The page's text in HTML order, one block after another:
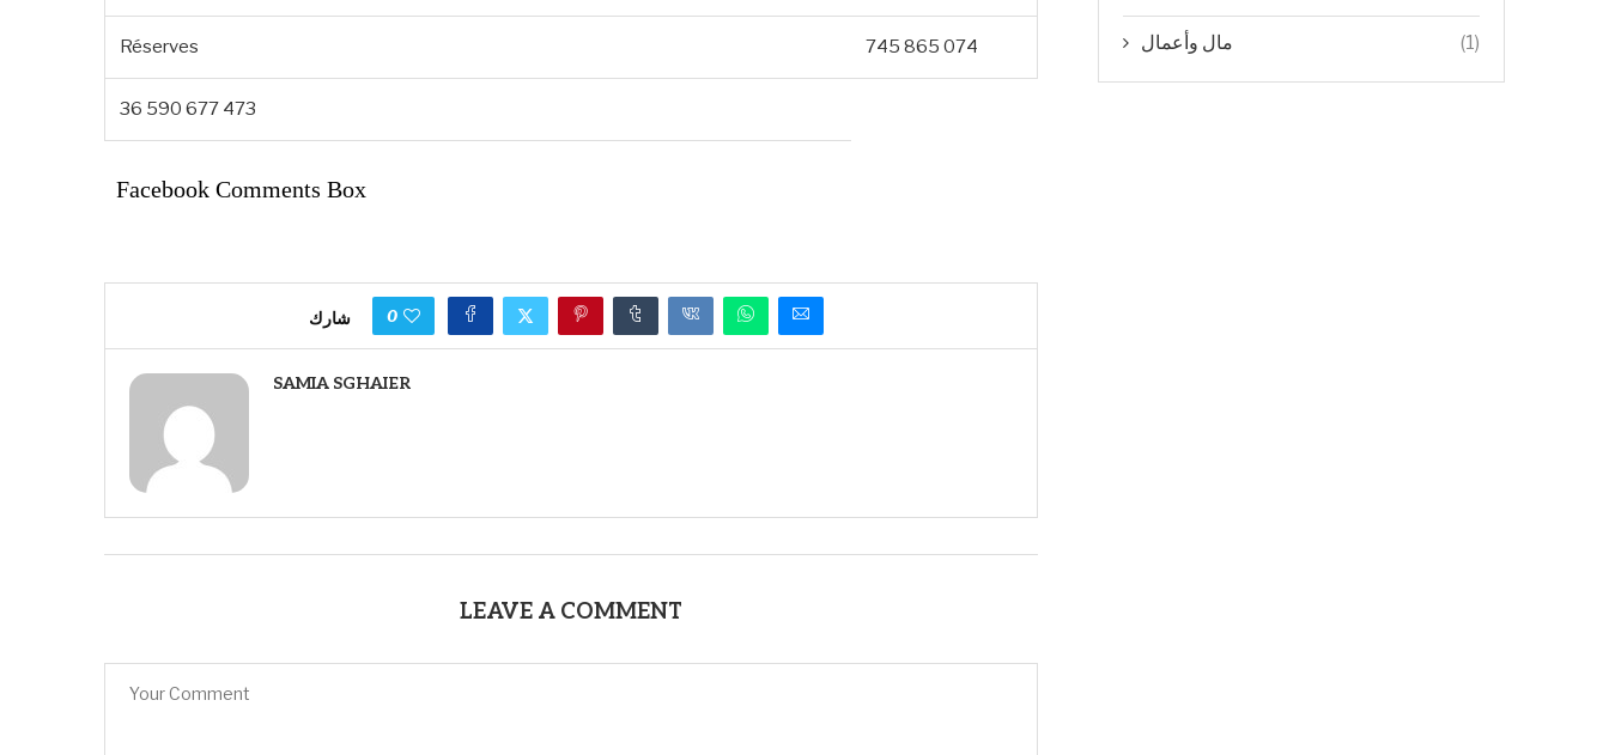
Réserves 745 865 074
36 590 677 473
Facebook Comments Box
شارك 0
SAMIA SGHAIER
LEAVE A COMMENT
مال وأعمال (1)